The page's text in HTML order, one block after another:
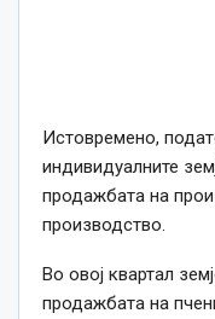
Истовремено,
индивидуалните
продажбата на
производство.
Во овој квартал
продажбата на